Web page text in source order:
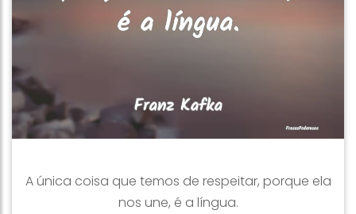
A única coisa que temos de respeitar, porque ela
nos une, é a língua.